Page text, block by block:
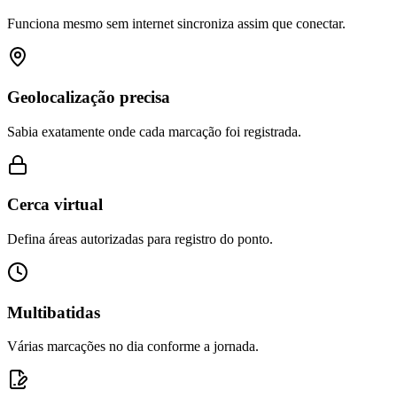
Funciona mesmo sem internet sincroniza assim que conectar.
Geolocalização precisa
Sabia exatamente onde cada marcação foi registrada.
Cerca virtual
Defina áreas autorizadas para registro do ponto.
Multibatidas
Várias marcações no dia conforme a jornada.